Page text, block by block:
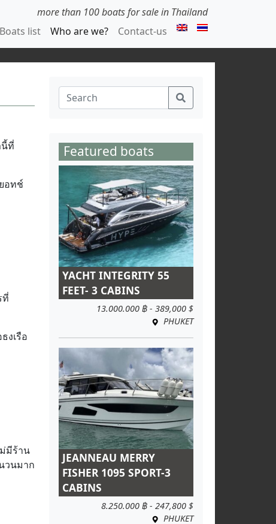
more than 100 boats for sale in Thailand
Boats list
Who are we? Contact-us
นี้ที่
อทช์
ที่
งเรือ
มีร้าน
วนมาก
Featured boats
YACHT INTEGRITY 55
FEET- 3 CABINS
13.000.000 ฿ - 389,000 $
PHUKET
JEANNEAU MERRY
FISHER 1095 SPORT-3
CABINS
8.250.000 ฿ - 247,800 $
PHUKET